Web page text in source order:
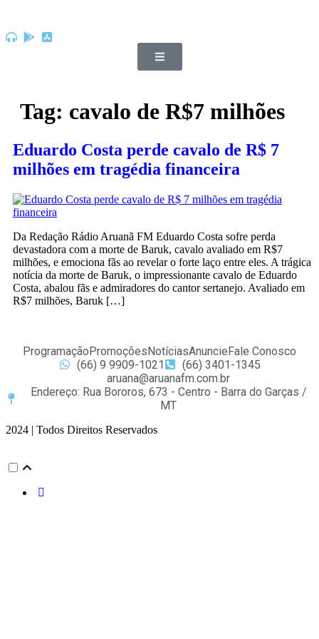
Tag: cavalo de R$7 milhões
Eduardo Costa perde cavalo de R$ 7
milhões em tragédia financeira
Da Redação Rádio Aruanã FM Eduardo Costa sofre perda
devastadora com a morte de Baruk, cavalo avaliado em R$7
milhões, e emociona fãs ao revelar o forte laço entre eles. A trágica
notícia da morte de Baruk, o impressionante cavalo de Eduardo
Costa, abalou fãs e admiradores do cantor sertanejo. Avaliado em
R$7 milhões, Baruk […]
ProgramaçãoPromoçõesNotíciasAnuncieFale Conosco
(66) 9 9909-1021
(66) 3401-1345
aruana@aruanafm.com.br
Endereço: Rua Bororos, 673 - Centro - Barra do Garças /
MT
2024 | Todos Direitos Reservados